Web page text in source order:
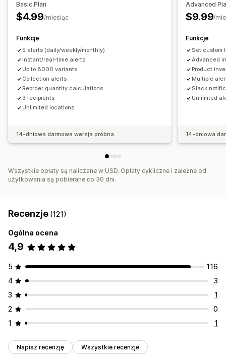
Zarządzanie zamówieniami
Powiadomienia i analizy
Powiadomienia o uzupełnieniu zapasów
Przypomnienia o uzupełnieniu zapasów
Powiadomienia o niskiej dostępności produktu
Powiadomienia o zapasach wyczerpanych
Alerty osiągnięcia progu
Ustawienia alertów
Zapotrzebowanie klientów
Raporty dotyczące zapasów
Prognozy dotyczące sprzedaży
Śledzenie zapasów
Basic Plan
$4.99/miesiąc
Funkcje
5 alerts (daily/weekly/monthly)
Instant/real-time alerts
Up to 8000 variants
Collection alerts
Reorder quantity calculations
3 recipients
Unlimited locations
14-dniowa darmowa wersja próbna
Advanced
$9.99/
Funkcje
Set custom
Advanced
Product
Multiple
Slack
Unlimited
14-dniowa
Wszystkie opłaty są naliczane w USD. Opłaty cykliczne i zależne od
użytkowania są pobierane co 30 dni.
Recenzje (121)
Ogólna ocena
4,9
5
116
4
3
3
1
2
0
1
1
Napisz recenzję Wszystkie recenzje